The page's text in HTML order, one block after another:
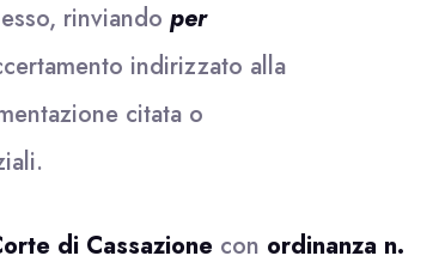
rinviando per
indirizzato alla
citata o
di Cassazione con ordinanza n.